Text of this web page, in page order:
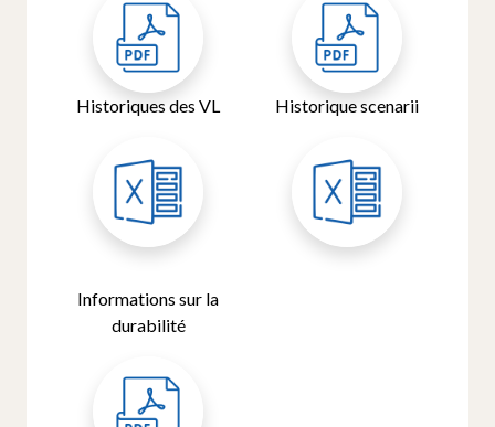
Historiques des VL Historique scenarii
Informations sur la
durabilité